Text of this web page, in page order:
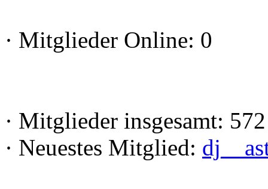
· Mitglieder Online: 0
· Mitglieder insgesamt: 572
· Neuestes Mitglied: